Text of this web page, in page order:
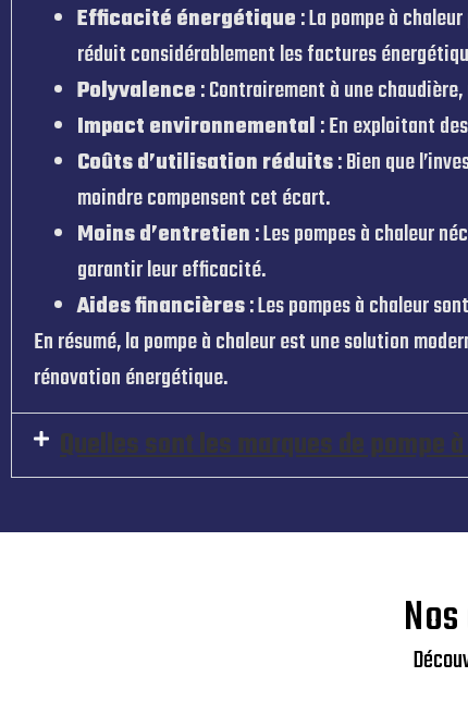
Efficacité énergétique: La pompe à
réduit considérablement les factures
Polyvalence: Contrairement à une
Impact environnemental: En exploitant
Coûts d’utilisation réduits: Bien que
moindre compensent cet écart.
Moins d’entretien: Les pompes à chaleur
garantir leur efficacité.
Aides financières: Les pompes à chaleur
En résumé, la pompe à chaleur est une solution
rénovation énergétique.
Quelles sont les marques de pompe